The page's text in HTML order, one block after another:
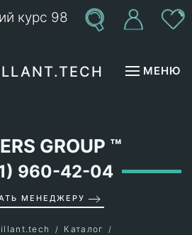
курс 98
МЕНЮ
GROUP ™
960-42-04
МЕНЕДЖЕРУ
Каталог